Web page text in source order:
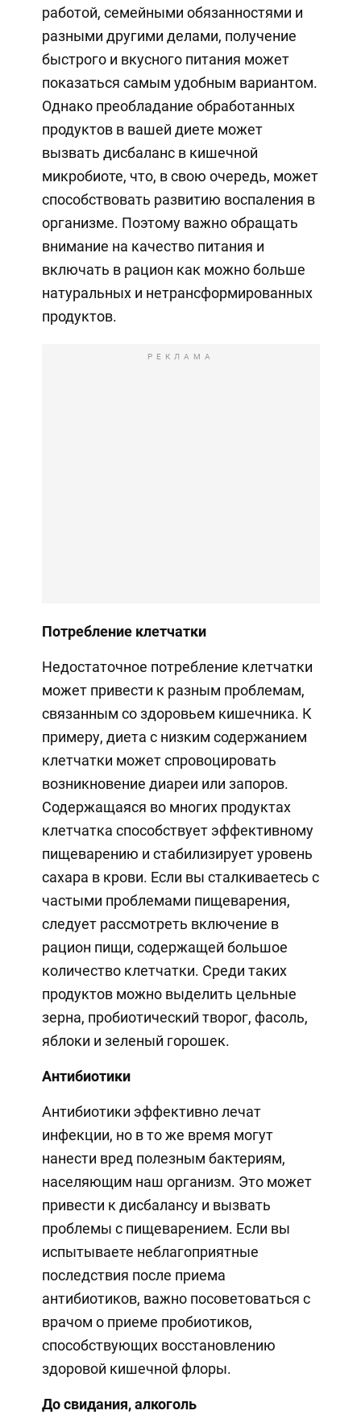
работой, семейными обязанностями и
разными другими делами, получение
быстрого и вкусного питания может
показаться самым удобным вариантом.
Однако преобладание обработанных
продуктов в вашей диете может
вызвать дисбаланс в кишечной
микробиоте, что, в свою очередь, может
способствовать развитию воспаления в
организме. Поэтому важно обращать
внимание на качество питания и
включать в рацион как можно больше
натуральных и нетрансформированных
продуктов.
РЕКЛАМА
Потребление клетчатки
Недостаточное потребление клетчатки
может привести к разным проблемам,
связанным со здоровьем кишечника. К
примеру, диета с низким содержанием
клетчатки может спровоцировать
возникновение диареи или запоров.
Содержащаяся во многих продуктах
клетчатка способствует эффективному
пищеварению и стабилизирует уровень
сахара в крови. Если вы сталкиваетесь с
частыми проблемами пищеварения,
следует рассмотреть включение в
рацион пищи, содержащей большое
количество клетчатки. Среди таких
продуктов можно выделить цельные
зерна, пробиотический творог, фасоль,
яблоки и зеленый горошек.
Антибиотики
Антибиотики эффективно лечат
инфекции, но в то же время могут
нанести вред полезным бактериям,
населяющим наш организм. Это может
привести к дисбалансу и вызвать
проблемы с пищеварением. Если вы
испытываете неблагоприятные
последствия после приема
антибиотиков, важно посоветоваться с
врачом о приеме пробиотиков,
способствующих восстановлению
здоровой кишечной флоры.
До свидания, алкоголь